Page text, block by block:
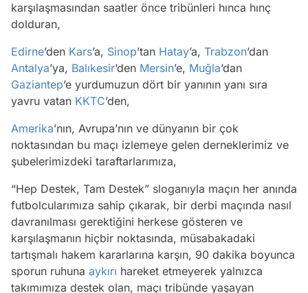
karşılaşmasından saatler önce tribünleri hınca hınç
dolduran,
Edirne’den Kars’a, Sinop’tan Hatay’a, Trabzon’dan
Antalya’ya, Balıkesir’den Mersin’e, Muğla’dan
Gaziantep’e yurdumuzun dört bir yanının yanı sıra
yavru vatan KKTC’den,
Amerika’nın, Avrupa’nın ve dünyanın bir çok
noktasından bu maçı izlemeye gelen derneklerimiz ve
şubelerimizdeki taraftarlarımıza,
“Hep Destek, Tam Destek” sloganıyla maçın her anında
futbolcularımıza sahip çıkarak, bir derbi maçında nasıl
davranılması gerektiğini herkese gösteren ve
karşılaşmanın hiçbir noktasında, müsabakadaki
tartışmalı hakem kararlarına karşın, 90 dakika boyunca
sporun ruhuna aykırı hareket etmeyerek yalnızca
takımımıza destek olan, maçı tribünde yaşayan